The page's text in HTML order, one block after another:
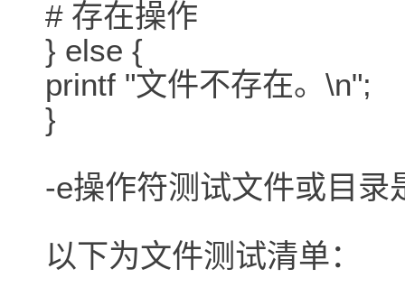
# 存在操作
} else {
printf "文件不存在。\n";
}
-e操作符测试文件或目录
以下为文件测试清单：